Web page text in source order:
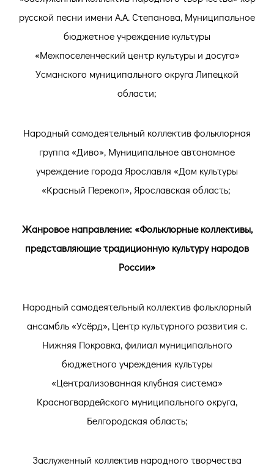
русской песни имени А.А. Степанова, Муниципальное
бюджетное учреждение культуры
«Межпоселенческий центр культуры и досуга»
Усманского муниципального округа Липецкой
области;
Народный самодеятельный коллектив фольклорная
группа «Диво», Муниципальное автономное
учреждение города Ярославля «Дом культуры
«Красный Перекоп», Ярославская область;
Жанровое направление: «Фольклорные коллективы,
представляющие традиционную культуру народов
России»
Народный самодеятельный коллектив фольклорный
ансамбль «Усёрд», Центр культурного развития с.
Нижняя Покровка, филиал муниципального
бюджетного учреждения культуры
«Централизованная клубная система»
Красногвардейского муниципального округа,
Белгородская область;
Заслуженный коллектив народного творчества